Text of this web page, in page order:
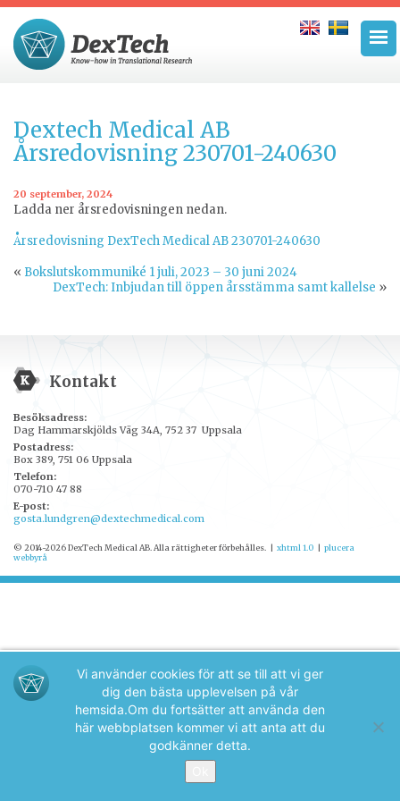
Dextech Medical AB
Årsredovisning 230701-240630
20 september, 2024
Ladda ner årsredovisningen nedan.
Årsredovisning DexTech Medical AB 230701-240630
« Bokslutskommuniké 1 juli, 2023 – 30 juni 2024
DexTech: Inbjudan till öppen årsstämma samt kallelse »
Kontakt
Besöksadress:
Dag Hammarskjölds Väg 34A, 752 37 Uppsala
Postadress:
Box 389, 751 06 Uppsala
Telefon:
070-710 47 88
E-post:
gosta.lundgren@dextechmedical.com
© 2014-2026 DexTech Medical AB. Alla rättigheter förbehålles. | xhtml 1.0 | plucera
webbyrå
Vi använder cookies för att se till att vi ger
dig den bästa upplevelsen på vår
hemsida.Om du fortsätter att använda den
här webbplatsen kommer vi att anta att du
godkänner detta.